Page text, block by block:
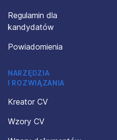
Regulamin dla
kandydatów
Powiadomienia
NARZĘDZIA
I ROZWIĄZANIA
Kreator CV
Wzory CV